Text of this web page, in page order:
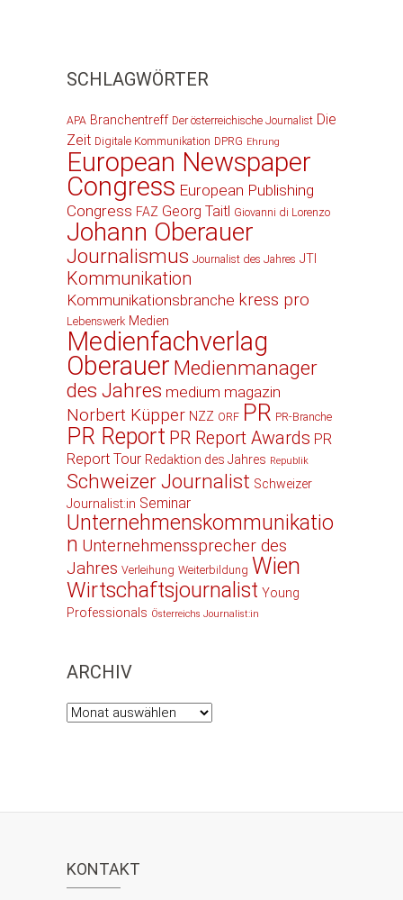
SCHLAGWÖRTER
APA Branchentreff Der österreichische Journalist Die
Zeit Digitale Kommunikation DPRG Ehrung
European Newspaper
Congress European Publishing
Congress FAZ Georg Taitl Giovanni di Lorenzo
Johann Oberauer
Journalismus Journalist des Jahres JTI
Kommunikation
Kommunikationsbranche kress pro
Lebenswerk Medien
Medienfachverlag
Oberauer Medienmanager
des Jahres medium magazin
Norbert Küpper NZZ ORF PR PR-Branche
PR Report PR Report Awards PR
Report Tour Redaktion des Jahres Republik
Schweizer Journalist Schweizer
Journalist:in Seminar
Unternehmenskommunikatio
n Unternehmenssprecher des
Jahres Verleihung Weiterbildung Wien
Wirtschaftsjournalist Young
Professionals Österreichs Journalist:in
ARCHIV
Archiv
KONTAKT